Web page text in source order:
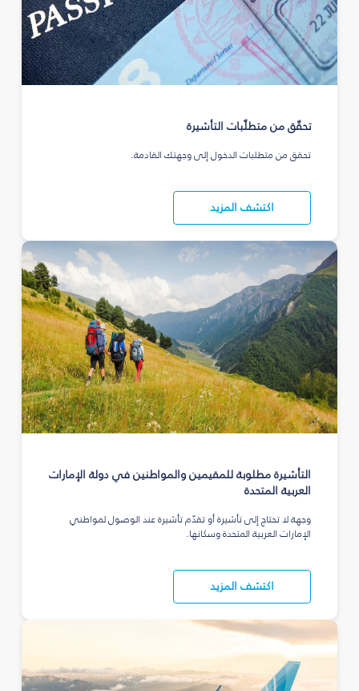
تحقّق من متطلّبات التأشيرة
تحقق من متطلبات الدخول إلى وجهتك القادمة.
اكتشف المزيد
التأشيرة مطلوبة للمقيمين والمواطنين في دولة الإمارات
العربية المتحدة
وجهة لا تحتاج إلى تأشيرة أو تقدّم تأشيرة عند الوصول لمواطني
الإمارات العربية المتحدة وسكانها.
اكتشف المزيد